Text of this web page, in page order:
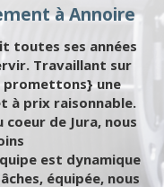
à Annoire
toutes ses années
Travaillant sur
promettons} une
à prix raisonnable.
de Jura, nous
est dynamique
équipée, nous